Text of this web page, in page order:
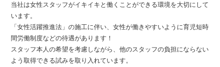
当社は女性スタッフがイキイキと働くことができる環境を大切にして
います。
「女性活躍推進法」の施工に伴い、女性が働きやすいように育児短時
間労働制度などの待遇があります！
スタッフ本人の希望を考慮しながら、他のスタッフの負担にならない
よう取得できる試みを取り入れています。